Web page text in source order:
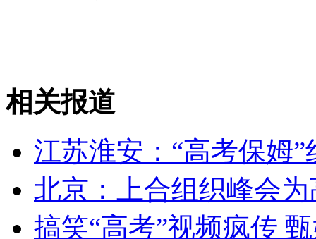
走！跟着总书记去植树
消防员救轻生者 花炮节热闹非凡 减压"枕头大战"
相关报道
江苏淮安：“高考保姆
北京：上合组织峰会
搞笑“高考”视频疯传